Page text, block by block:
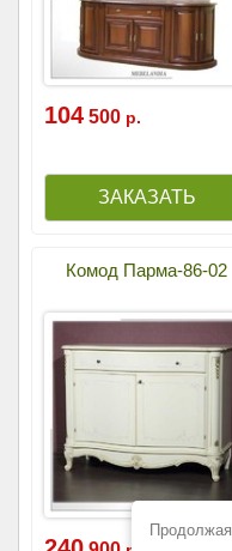
104 500 р.
Комод Парма-86-02
Продолжая